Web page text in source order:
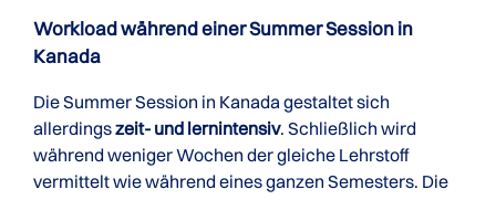
Workload während einer Summer Session in
Kanada
Die Summer Session in Kanada gestaltet sich
allerdingszeit- und lernintensiv. Schließlich wird
während weniger Wochen der gleiche Lehrstoff
vermittelt wie während eines ganzen Semesters. Die